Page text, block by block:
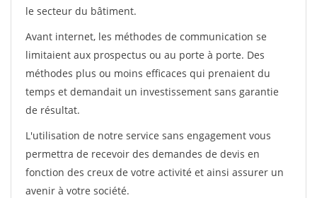
le secteur du bâtiment.
Avant internet, les méthodes de communication se
limitaient aux prospectus ou au porte à porte. Des
méthodes plus ou moins efficaces qui prenaient du
temps et demandait un investissement sans garantie
de résultat.
L'utilisation de notre service sans engagement vous
permettra de recevoir des demandes de devis en
fonction des creux de votre activité et ainsi assurer un
avenir à votre société.